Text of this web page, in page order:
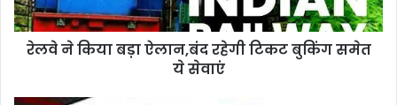
बुकिंग
समेत
रेलवे ने किया बड़ा ऐलान,बंद रहेगी टिकट बुकिंग समेत
ये सेवाएं